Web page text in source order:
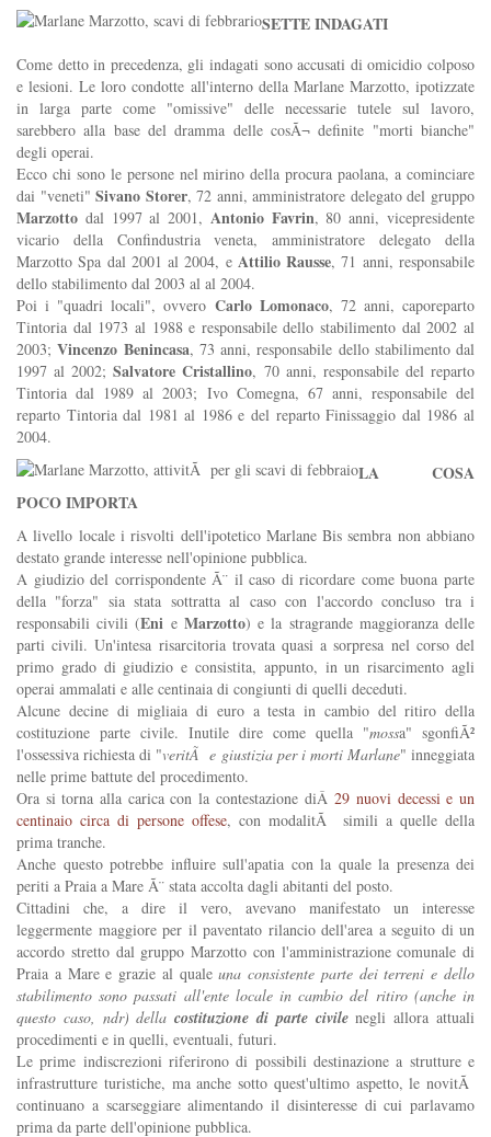
SETTE INDAGATI
Come detto in precedenza, gli indagati sono accusati di omicidio colposo
e lesioni. Le loro condotte all'interno della Marlane Marzotto, ipotizzate
in larga parte come "omissive" delle necessarie tutele sul lavoro,
sarebbero alla base del dramma delle cosÃ¬ definite "morti bianche"
degli operai.
Ecco chi sono le persone nel mirino della procura paolana, a cominciare
dai "veneti"Sivano Storer, 72 anni, amministratore delegato del gruppo
Marzotto dal 1997 al 2001, Antonio Favrin, 80 anni, vicepresidente
vicario della Confindustria veneta, amministratore delegato della
Marzotto Spa dal 2001 al 2004, e Attilio Rausse, 71 anni, responsabile
dello stabilimento dal 2003 al al 2004.
Poi i "quadri locali", ovvero Carlo Lomonaco, 72 anni, caporeparto
Tintoria dal 1973 al 1988 e responsabile dello stabilimento dal 2002 al
2003;Vincenzo Benincasa, 73 anni, responsabile dello stabilimento dal
1997 al 2002;Salvatore Cristallino, 70 anni, responsabile del reparto
Tintoria dal 1989 al 2003; Ivo Comegna, 67 anni, responsabile del
reparto Tintoria dal 1981 al 1986 e del reparto Finissaggio dal 1986 al
2004.
LA COSA
POCO IMPORTA
A livello locale i risvolti dell'ipotetico Marlane Bis sembra non abbiano
destato grande interesse nell'opinione pubblica.
A giudizio del corrispondente Ã¨ il caso di ricordare come buona parte
della "forza" sia stata sottratta al caso con l'accordo concluso tra i
responsabili civili (Eni e Marzotto) e la stragrande maggioranza delle
parti civili. Un'intesa risarcitoria trovata quasi a sorpresa nel corso del
primo grado di giudizio e consistita, appunto, in un risarcimento agli
operai ammalati e alle centinaia di congiunti di quelli deceduti.
Alcune decine di migliaia di euro a testa in cambio del ritiro della
costituzione parte civile. Inutile dire come quella "mossa" sgonfiÃ²
l'ossessiva richiesta di "veritÃ e giustizia per i morti Marlane" inneggiata
nelle prime battute del procedimento.
Ora si torna alla carica con la contestazione diÂ29 nuovi decessi e un
centinaio circa di persone offese, con modalitÃ simili a quelle della
prima tranche.
Anche questo potrebbe influire sull'apatia con la quale la presenza dei
periti a Praia a Mare Ã¨ stata accolta dagli abitanti del posto.
Cittadini che, a dire il vero, avevano manifestato un interesse
leggermente maggiore per il paventato rilancio dell'area a seguito di un
accordo stretto dal gruppo Marzotto con l'amministrazione comunale di
Praia a Mare e grazie al qualeuna consistente parte dei terreni e dello
stabilimento sono passati all'ente locale in cambio del ritiro (anche in
questo caso, ndr) dellacostituzione di parte civilenegli allora attuali
procedimenti e in quelli, eventuali, futuri.
Le prime indiscrezioni riferirono di possibili destinazione a strutture e
infrastrutture turistiche, ma anche sotto quest'ultimo aspetto, le novitÃ
continuano a scarseggiare alimentando il disinteresse di cui parlavamo
prima da parte dell'opinione pubblica.